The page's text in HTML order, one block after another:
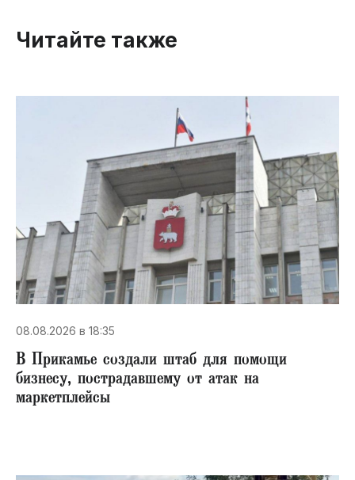
Читайте также
08.08.2026 в 18:35
В Прикамье создали штаб для помощи
бизнесу, пострадавшему от атак на
маркетплейсы